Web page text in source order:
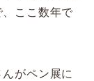
ここ数年で
がペン展に